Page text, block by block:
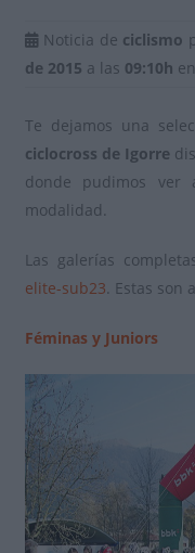
Noticia de ciclismo
de 2015 a las 09:10h
Te dejamos una
ciclocross de Igorre
donde pudimos ver
modalidad.
Las galerías
elite-sub23. Estas son
Féminas y Juniors